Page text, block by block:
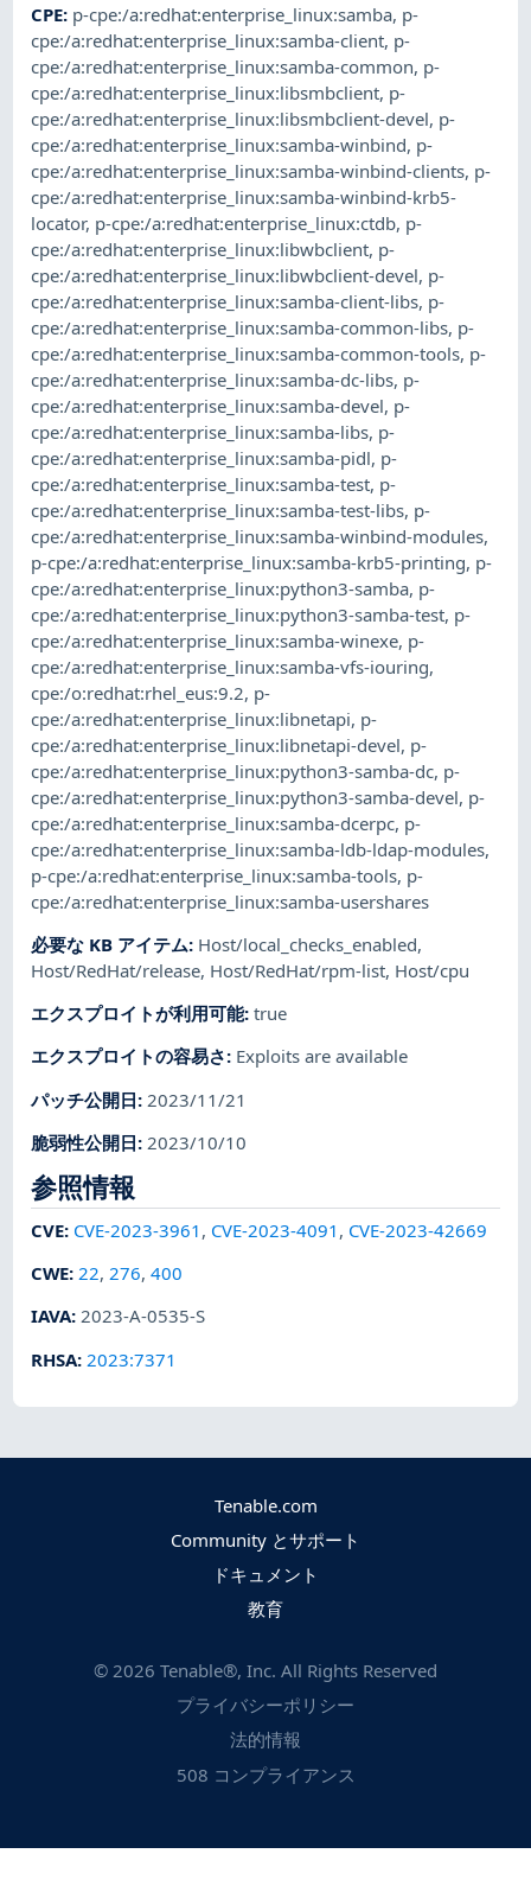
CPE: p-cpe:/a:redhat:enterprise_linux:samba, p-
cpe:/a:redhat:enterprise_linux:samba-client, p-
cpe:/a:redhat:enterprise_linux:samba-common, p-
cpe:/a:redhat:enterprise_linux:libsmbclient, p-
cpe:/a:redhat:enterprise_linux:libsmbclient-devel, p-
cpe:/a:redhat:enterprise_linux:samba-winbind, p-
cpe:/a:redhat:enterprise_linux:samba-winbind-clients, p-
cpe:/a:redhat:enterprise_linux:samba-winbind-krb5-
locator, p-cpe:/a:redhat:enterprise_linux:ctdb, p-
cpe:/a:redhat:enterprise_linux:libwbclient, p-
cpe:/a:redhat:enterprise_linux:libwbclient-devel, p-
cpe:/a:redhat:enterprise_linux:samba-client-libs, p-
cpe:/a:redhat:enterprise_linux:samba-common-libs, p-
cpe:/a:redhat:enterprise_linux:samba-common-tools, p-
cpe:/a:redhat:enterprise_linux:samba-dc-libs, p-
cpe:/a:redhat:enterprise_linux:samba-devel, p-
cpe:/a:redhat:enterprise_linux:samba-libs, p-
cpe:/a:redhat:enterprise_linux:samba-pidl, p-
cpe:/a:redhat:enterprise_linux:samba-test, p-
cpe:/a:redhat:enterprise_linux:samba-test-libs, p-
cpe:/a:redhat:enterprise_linux:samba-winbind-modules,
p-cpe:/a:redhat:enterprise_linux:samba-krb5-printing, p-
cpe:/a:redhat:enterprise_linux:python3-samba, p-
cpe:/a:redhat:enterprise_linux:python3-samba-test, p-
cpe:/a:redhat:enterprise_linux:samba-winexe, p-
cpe:/a:redhat:enterprise_linux:samba-vfs-iouring,
cpe:/o:redhat:rhel_eus:9.2, p-
cpe:/a:redhat:enterprise_linux:libnetapi, p-
cpe:/a:redhat:enterprise_linux:libnetapi-devel, p-
cpe:/a:redhat:enterprise_linux:python3-samba-dc, p-
cpe:/a:redhat:enterprise_linux:python3-samba-devel, p-
cpe:/a:redhat:enterprise_linux:samba-dcerpc, p-
cpe:/a:redhat:enterprise_linux:samba-ldb-ldap-modules,
p-cpe:/a:redhat:enterprise_linux:samba-tools, p-
cpe:/a:redhat:enterprise_linux:samba-usershares
必要な KB アイテム: Host/local_checks_enabled,
Host/RedHat/release, Host/RedHat/rpm-list, Host/cpu
エクスプロイトが利用可能:true
エクスプロイトの容易さ: Exploits are available
パッチ公開日: 2023/11/21
脆弱性公開日: 2023/10/10
参照情報
CVE: CVE-2023-3961 , CVE-2023-4091 , CVE-2023-42669
CWE:22,276,400
IAVA:2023-A-0535-S
RHSA: 2023:7371
Tenable.com
Community とサポート
ドキュメント
教育
© 2026 Tenable®, Inc. All Rights Reserved
プライバシーポリシー
法的情報
508 コンプライアンス